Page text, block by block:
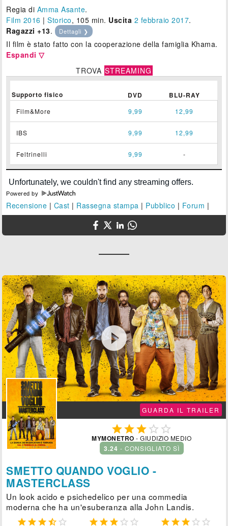
Regia di Amma Asante.
Film 2016 |Storico, 105 min. Uscita 2 febbraio 2017.
Ragazzi +13. Dettagli ❯
Il film è stato fatto con la cooperazione della famiglia Khama.
Espandi ▽
TROVA STREAMING
Supporto fisico DVD BLU-RAY
Film&More 9,99 12,99
IBS 9,99 12,99
Feltrinelli 9,99 -
Powered by
Recensione | Cast | Rassegna stampa | Pubblico | Forum |

GUARDA IL TRAILER
  
MYMONETRO - GIUDIZIO MEDIO
3.24 - CONSIGLIATO SÌ
SMETTO QUANDO VOGLIO -
MASTERCLASS
Un look acido e psichedelico per una commedia
moderna che ha un'esuberanza alla John Landis.
              